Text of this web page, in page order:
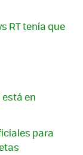
RT tenía que
en
para